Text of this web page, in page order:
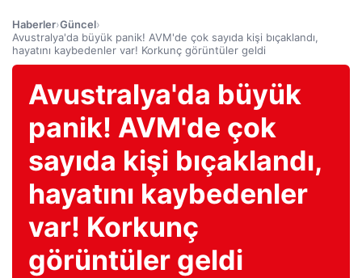
Haberler›Güncel›
Avustralya'da büyük panik! AVM'de çok sayıda kişi bıçaklandı,
hayatını kaybedenler var! Korkunç görüntüler geldi
Avustralya'da büyük
panik! AVM'de çok
sayıda kişi bıçaklandı,
hayatını kaybedenler
var! Korkunç
görüntüler geldi